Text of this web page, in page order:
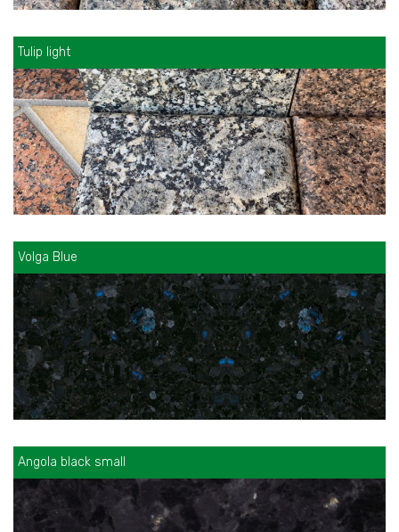
Tulip light
Volga Blue
Angola black small